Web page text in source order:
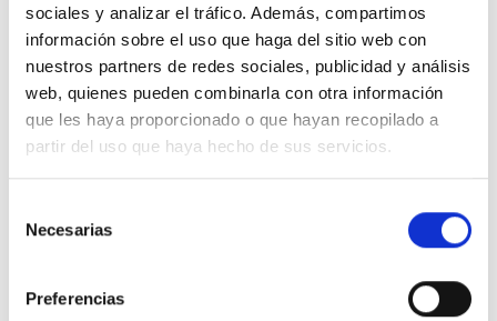
sociales y analizar el tráfico. Además, compartimos
información sobre el uso que haga del sitio web con
nuestros partners de redes sociales, publicidad y análisis
web, quienes pueden combinarla con otra información
que les haya proporcionado o que hayan recopilado a
partir del uso que haya hecho de sus servicios.
Necesarias
Preferencias
DESCRIPCIÓN
Limpieza de suelos
PRODUCTOS RELACIONADOS